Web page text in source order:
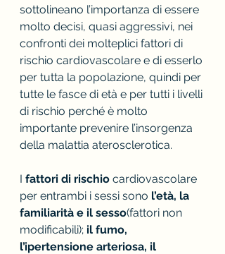
sottolineano l’importanza di essere
molto decisi, quasi aggressivi, nei
confronti dei molteplici fattori di
rischio cardiovascolare e di esserlo
per tutta la popolazione, quindi per
tutte le fasce di età e per tutti i livelli
di rischio perché è molto
importante prevenire l’insorgenza
della malattia aterosclerotica.
I fattori di rischio cardiovascolare
per entrambi i sessi sono l’età, la
familiarità e il sesso(fattori non
modificabili); il fumo,
l’ipertensione arteriosa, il